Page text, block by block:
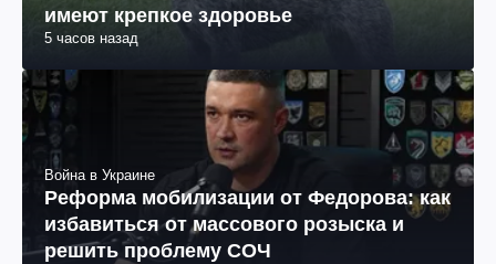
имеют крепкое здоровье
5 часов назад
Война в Украине
Реформа мобилизации от Федорова: как
избавиться от массового розыска и
решить проблему СОЧ